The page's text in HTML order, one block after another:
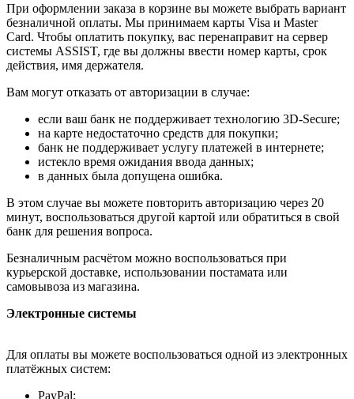
При оформлении заказа в корзине вы можете выбрать вариант
безналичной оплаты. Мы принимаем карты Visa и Master
Card. Чтобы оплатить покупку, вас перенаправит на сервер
системы ASSIST, где вы должны ввести номер карты, срок
действия, имя держателя.
Вам могут отказать от авторизации в случае:
если ваш банк не поддерживает технологию 3D-Secure;
на карте недостаточно средств для покупки;
банк не поддерживает услугу платежей в интернете;
истекло время ожидания ввода данных;
в данных была допущена ошибка.
В этом случае вы можете повторить авторизацию через 20
минут, воспользоваться другой картой или обратиться в свой
банк для решения вопроса.
Безналичным расчётом можно воспользоваться при
курьерской доставке, использовании постамата или
самовывоза из магазина.
Электронные системы
Для оплаты вы можете воспользоваться одной из электронных
платёжных систем:
PayPal;